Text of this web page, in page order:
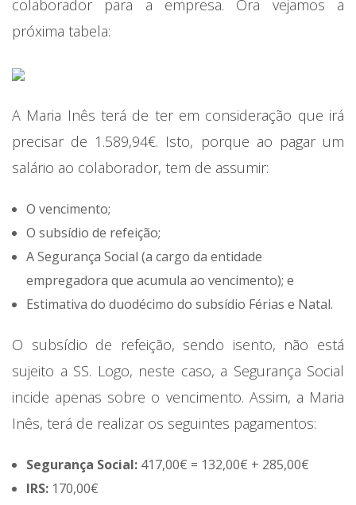
colaborador para a empresa. Ora vejamos a
próxima tabela:
A Maria Inês terá de ter em consideração que irá
precisar de 1.589,94€. Isto, porque ao pagar um
salário ao colaborador, tem de assumir:
O vencimento;
O subsídio de refeição;
A Segurança Social (a cargo da entidade
empregadora que acumula ao vencimento); e
Estimativa do duodécimo do subsídio Férias e Natal.
O subsídio de refeição, sendo isento, não está
sujeito a SS. Logo, neste caso, a Segurança Social
incide apenas sobre o vencimento. Assim, a Maria
Inês, terá de realizar os seguintes pagamentos:
Segurança Social: 417,00€ = 132,00€ + 285,00€
IRS: 170,00€